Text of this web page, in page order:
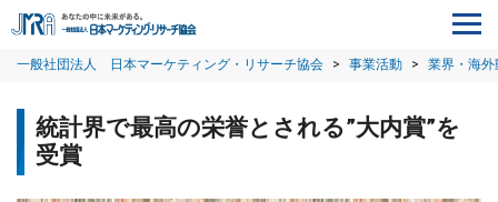
一般社団法人 日本マーケティング・リサーチ協会 > 事業活動 > 業界・海外
統計界で最高の栄誉とされる”大内賞”を
受賞